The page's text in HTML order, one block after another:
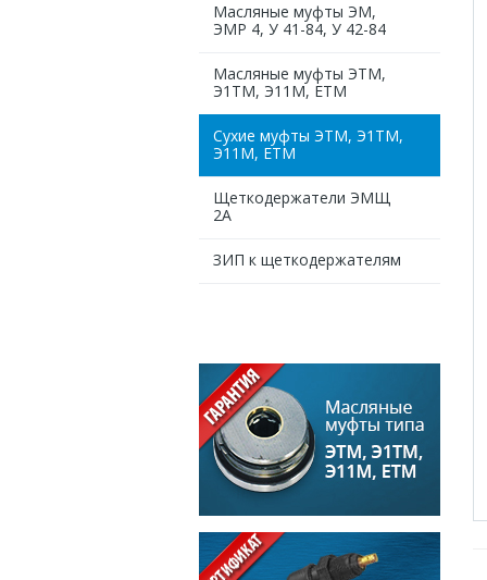
Масляные муфты ЭМ,
ЭМР 4, У 41-84, У 42-84
Масляные муфты ЭТМ,
Э1ТМ, Э11М, ЕТМ
Сухие муфты ЭТМ, Э1ТМ,
Э11М, ЕТМ
Щеткодержатели ЭМЩ
2А
ЗИП к щеткодержателям